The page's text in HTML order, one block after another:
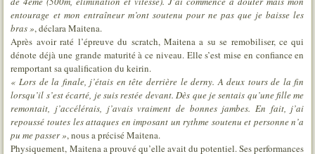
entourage et mon entraîneur m’ont soutenu pour ne pas que je baisse les
bras », déclara Maitena.
Après avoir raté l’épreuve du scratch, Maitena a su se remobiliser, ce qui
dénote déjà une grande maturité à ce niveau. Elle s’est mise en confiance en
remportant sa qualification du keirin.
« Lors de la finale, j’étais en tête derrière le derny. A deux tours de la fin
lorsqu’il s’est écarté, je suis restée devant. Dès que je sentais qu’une fille me
remontait, j’accélérais, j’avais vraiment de bonnes jambes. En fait, j’ai
repoussé toutes les attaques en imposant un rythme soutenu et personne n’a
pu me passer », nous a précisé Maitena.
Physiquement, Maitena a prouvé qu’elle avait du potentiel. Ses performances